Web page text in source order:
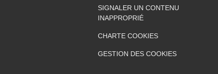
SIGNALER UN CONTENU
INAPPROPRIÉ
CHARTE COOKIES
GESTION DES COOKIES